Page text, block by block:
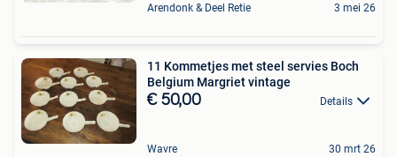
Arendonk & Deel Retie 3 mei 26
11 Kommetjes met steel servies Boch
Belgium Margriet vintage
€ 50,00 Details
Wavre 30 mrt 26